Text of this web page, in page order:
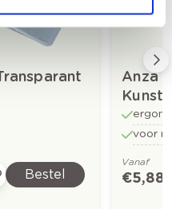
Bestel
Anza
voor
Vanaf
€ 5,88